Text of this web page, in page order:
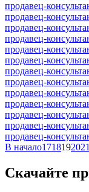
продавец-
продавец-
продавец-
продавец-
продавец-
продавец-
продавец-
продавец-
продавец-
продавец-
продавец-
продавец-
продавец-
В начало1718192021
Скачайте